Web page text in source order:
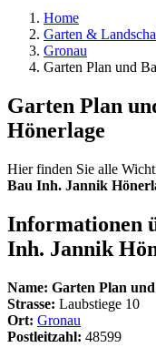
Home
Garten &
Gronau
Garten Plan und
Garten Plan
Hönerlage
Hier finden Sie alle
Bau Inh. Jannik
Informationen
Inh. Jannik
Name: Garten Plan
Strasse: Laubstiege 10
Ort: Gronau
Postleitzahl: 48599